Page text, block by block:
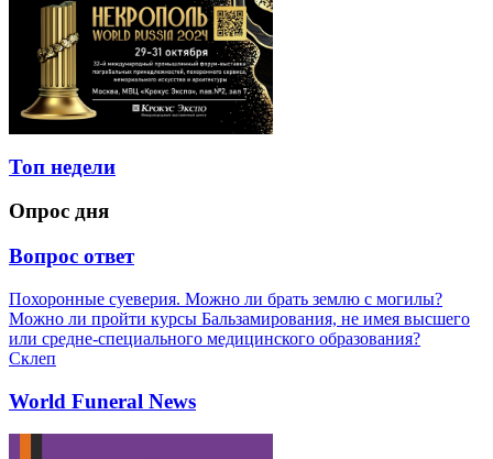
Топ недели
Опрос дня
Вопрос ответ
Похоронные суеверия. Можно ли брать землю с могилы?
Можно ли пройти курсы Бальзамирования, не имея высшего
или средне-специального медицинского образования?
Склеп
World Funeral News